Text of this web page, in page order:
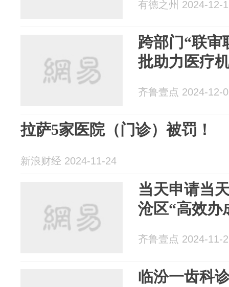
有德之州 2024-12-
跨部门“联审
批助力医疗
齐鲁壹点 2024-12-
拉萨5家医院（门诊）被罚！
新浪财经 2024-11-24
当天申请当
沧区“高效办
齐鲁壹点 2024-11-
临汾一齿科